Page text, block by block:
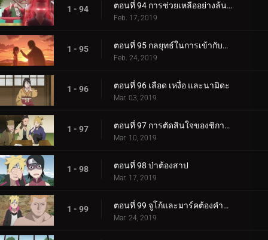
1 - 94 ตอนที่ 94 การช่วยเหลืออย่างล้นหลาม! แข่งกิน!
Feb. 17, 2019
1 - 95 ตอนที่ 95 กลยุทธ์ในการเข้ากับลูกสาวของคุณ
Feb. 24, 2019
1 - 96 ตอนที่ 96 เลือด เหงื่อ และนามิดะ
Mar. 03, 2019
1 - 97 ตอนที่ 97 การตัดสินใจของชิกาได
Mar. 10, 2019
1 - 98 ตอนที่ 98 ป่าต้องสาป
Mar. 17, 2019
1 - 99 ตอนที่ 99 จูโก้และมาร์คต้องคำสาป
Mar. 24, 2019